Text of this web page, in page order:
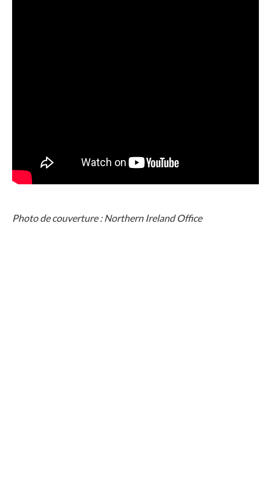
Photo de couverture : Northern Ireland Office